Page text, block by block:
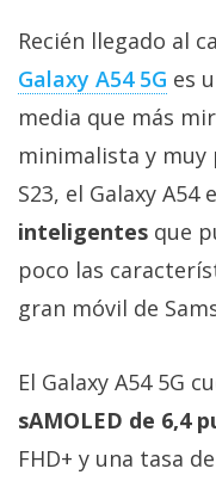
Recién llegado al
Galaxy A54 5G es
media que más
minimalista y muy
S23, el Galaxy A54
inteligentes que
poco las
gran móvil de
El Galaxy A54 5G
sAMOLED de 6,4
FHD+ y una tasa